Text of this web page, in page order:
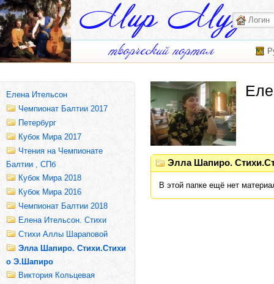
Елена Ительсон
Чемпионат Балтии 2017
Петербург
Кубок Мира 2017
Чтения на Чемпионате
Балтии , СПб
Кубок Мира 2018
Кубок Мира 2016
Чемпионат Балтии 2018
Елена Ительсон. Стихи
Стихи Аллы Шараповой
Элла Шапиро. Стихи.Стихи
о Э.Шапиро
Виктория Кольцевая
Элла Шапиро.
В этой папке ещё нет